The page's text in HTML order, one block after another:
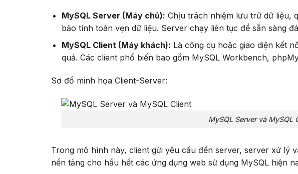
MySQL Server (Máy chủ): Chịu trách nhiệm lưu trữ dữ liệu,
bảo tính toàn vẹn dữ liệu. Server chạy liên tục để sẵn sàng
MySQL Client (Máy khách): Là công cụ hoặc giao diện kết
quả. Các client phổ biến bao gồm MySQL Workbench,
Sơ đồ minh họa Client-Server:
MySQL Server và MySQL
Trong mô hình này, client gửi yêu cầu đến server, server xử lý
nền tảng cho hầu hết các ứng dụng web sử dụng MySQL hiện